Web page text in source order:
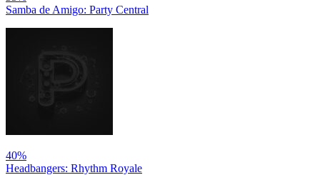
Samba de Amigo: Party Central
40%
Headbangers: Rhythm Royale